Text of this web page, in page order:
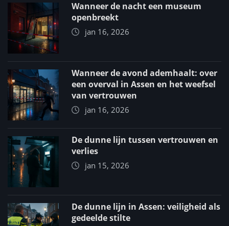
Wanneer de nacht een museum
openbreekt
jan 16, 2026
Wanneer de avond ademhaalt: over
een overval in Assen en het weefsel
van vertrouwen
jan 16, 2026
De dunne lijn tussen vertrouwen en
verlies
jan 15, 2026
De dunne lijn in Assen: veiligheid als
gedeelde stilte